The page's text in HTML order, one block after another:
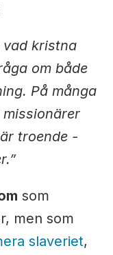
vad kristna
om både
På många
troende -
som
men som
slaveriet,